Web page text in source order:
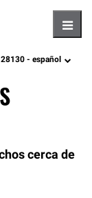
language
28130 - español
cerca de